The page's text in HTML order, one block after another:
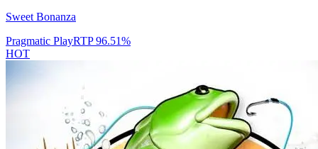
Sweet Bonanza
Pragmatic PlayRTP96.51%
HOT